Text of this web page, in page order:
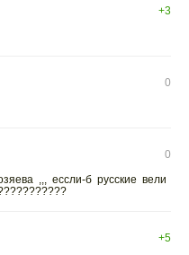
+3
0
0
,,, ессли-б русские вели
+5